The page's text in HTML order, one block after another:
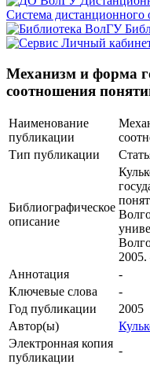
Система дистанционного
Механизм и форма
соотношения
Наименование
публикации
Тип публикации
Библиографическое
описание
Аннотация
-
Ключевые cлова
-
Год публикации
2005
Автор(ы)
Электронная копия
публикации
-